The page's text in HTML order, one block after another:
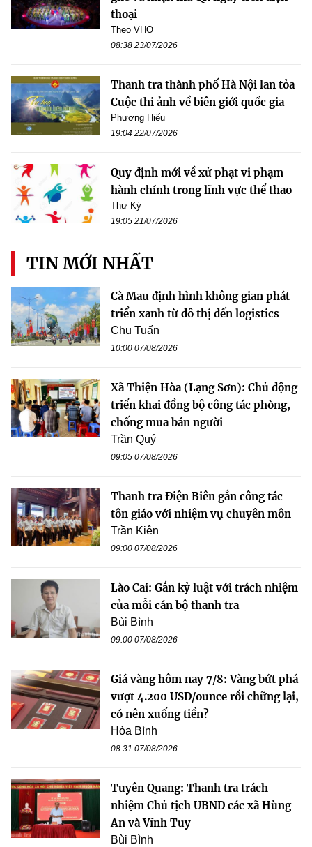
thoại
Theo VHO
08:38 23/07/2026
Thanh tra thành phố Hà Nội lan tỏa
Cuộc thi ảnh về biên giới quốc gia
Phương Hiếu
19:04 22/07/2026
Quy định mới về xử phạt vi phạm
hành chính trong lĩnh vực thể thao
Thư Kỳ
19:05 21/07/2026
TIN MỚI NHẤT
Cà Mau định hình không gian phát
triển xanh từ đô thị đến logistics
Chu Tuấn
10:00 07/08/2026
Xã Thiện Hòa (Lạng Sơn): Chủ động
triển khai đồng bộ công tác phòng,
chống mua bán người
Trần Quý
09:05 07/08/2026
Thanh tra Điện Biên gắn công tác
tôn giáo với nhiệm vụ chuyên môn
Trần Kiên
09:00 07/08/2026
Lào Cai: Gắn kỷ luật với trách nhiệm
của mỗi cán bộ thanh tra
Bùi Bình
09:00 07/08/2026
Giá vàng hôm nay 7/8: Vàng bứt phá
vượt 4.200 USD/ounce rồi chững lại,
có nên xuống tiền?
Hòa Bình
08:31 07/08/2026
Tuyên Quang: Thanh tra trách
nhiệm Chủ tịch UBND các xã Hùng
An và Vĩnh Tuy
Bùi Bình